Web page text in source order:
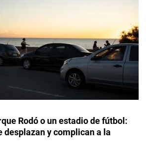
Rodó o un estadio de fútbol:
desplazan y complican a la